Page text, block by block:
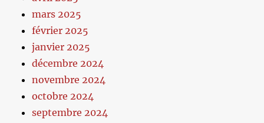
mars 2025
février 2025
janvier 2025
décembre 2024
novembre 2024
octobre 2024
septembre 2024